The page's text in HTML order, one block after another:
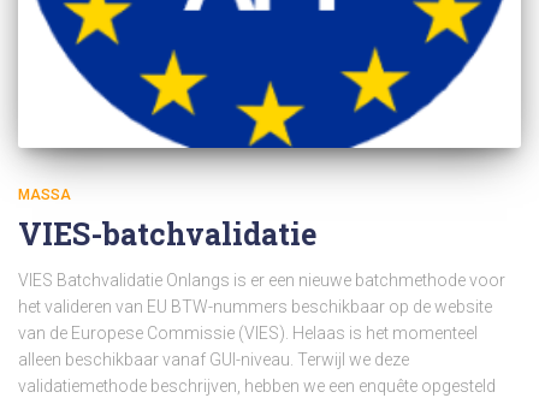
MASSA
VIES-batchvalidatie
VIES Batchvalidatie Onlangs is er een nieuwe batchmethode voor
het valideren van EU BTW-nummers beschikbaar op de website
van de Europese Commissie (VIES). Helaas is het momenteel
alleen beschikbaar vanaf GUI-niveau. Terwijl we deze
validatiemethode beschrijven, hebben we een enquête opgesteld